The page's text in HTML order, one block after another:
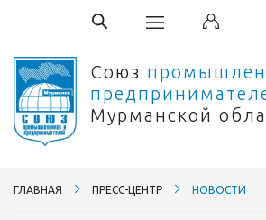
Союз
Мурманской
ГЛАВНАЯ ПРЕСС-ЦЕНТР НОВОСТИ